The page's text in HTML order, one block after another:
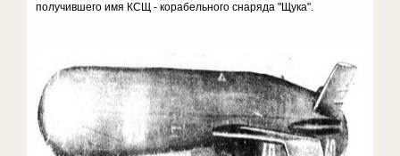
получившего имя КСЩ - корабельного снаряда "Щука".